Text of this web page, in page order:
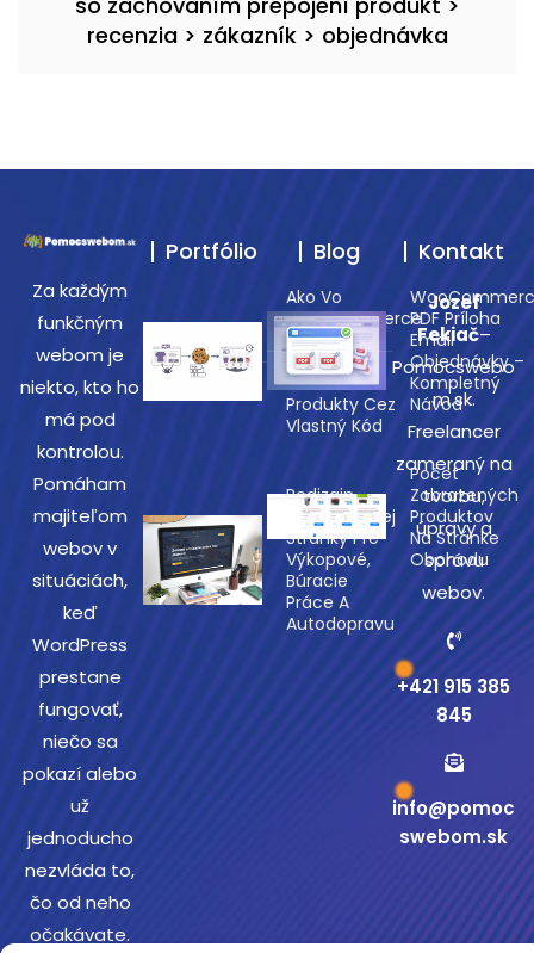
recenzia > zákazník > objednávka
Za každým
funkčným
webom je
niekto, kto ho
má pod
kontrolou.
Pomáham
majiteľom
webov v
situáciách,
keď
WordPress
prestane
fungovať,
niečo sa
pokazí alebo
už
jednoducho
nezvláda to,
čo od neho
očakávate.
Portfólio
Ako Vo
WooCommerce
Zobraziť
Naposledy
Prezerané
Produkty Cez
Vlastný Kód
Redizajn
Prezentačnej
Stránky Pre
Výkopové,
Búracie
Práce A
Autodopravu
Blog
PDF Príloha
Email
Objednávky –
Kompletný
Návod
Počet
Zobrazených
Produktov
Na Stránke
Obchodu
Kontakt
Jozef
Fekiač–
Pomocswebo
m.sk.
Freelancer
zameraný na
tvorbu,
úpravy a
správu
webov.
+421 915 385
845
info@pomoc
swebom.sk